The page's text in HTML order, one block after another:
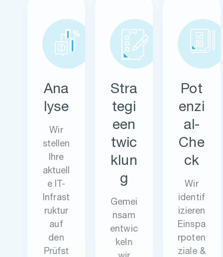
Ana
lyse
Wir
stellen
Ihre
aktuell
e IT-
Infrast
ruktur
auf
den
Prüfst
Stra
tegi
een
twic
klun
Gemei
nsam
entwic
keln
Pot
enzi
al-
Che
ck
Wir
identif
izieren
Einspa
rpoten
ziale &